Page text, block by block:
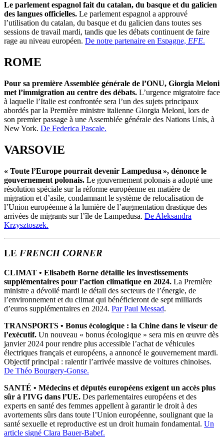
Le parlement espagnol fait du catalan, du basque et du galicien
des langues officielles. Le parlement espagnol a approuvé
l’utilisation du catalan, du basque et du galicien dans toutes ses
sessions de travail mardi, tandis que les débats continuent de faire
rage au niveau européen. De notre partenaire en Espagne, EFE.
ROME
Pour sa première Assemblée générale de l’ONU, Giorgia Meloni
met l’immigration au centre des débats. L’urgence migratoire face
à laquelle l’Italie est confrontée sera l’un des sujets principaux
abordés par la Première ministre italienne Giorgia Meloni, lors de
son premier passage à une Assemblée générale des Nations Unis, à
New York. De Federica Pascale.
VARSOVIE
« Toute l’Europe pourrait devenir Lampedusa », dénonce le
gouvernement polonais. Le gouvernement polonais a adopté une
résolution spéciale sur la réforme européenne en matière de
migration et d’asile, condamnant le système de relocalisation de
l’Union européenne à la lumière de l’augmentation drastique des
arrivées de migrants sur l’île de Lampedusa. De Aleksandra
Krzysztoszek.
LE FRENCH CORNER
CLIMAT • Elisabeth Borne détaille les investissements
supplémentaires pour l’action climatique en 2024. La Première
ministre a dévoilé mardi le détail des secteurs de l’énergie, de
l’environnement et du climat qui bénéficieront de sept milliards
d’euros supplémentaires en 2024. Par Paul Messad.
TRANSPORTS • Bonus écologique : la Chine dans le viseur de
l’exécutif. Un nouveau « bonus écologique » sera mis en œuvre dès
janvier 2024 pour rendre plus accessible l’achat de véhicules
électriques français et européens, a annoncé le gouvernement mardi.
Objectif principal : ralentir l’arrivée massive de voitures chinoises.
De Théo Bourgery-Gonse.
SANTÉ • Médecins et députés européens exigent un accès plus
sûr à l’IVG dans l’UE. Des parlementaires européens et des
experts en santé des femmes appellent à garantir le droit à des
avortements sûrs dans toute l’Union européenne, soulignant que la
santé sexuelle et reproductive est un droit humain fondamental. Un
article signé Clara Bauer-Babef.